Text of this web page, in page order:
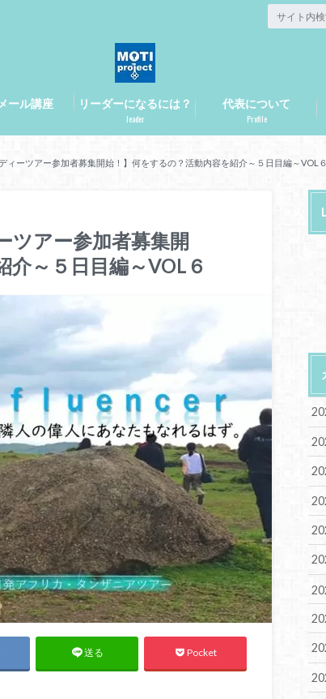
ール講座 リーダーになるには？
leader
代表について
Profile
ィーツアー参加者募集開始！】何をするの？活動内容を紹介～５日目編～VOL６
ツアー参加者募集開
～５日目編～VOL６
送る Pocket